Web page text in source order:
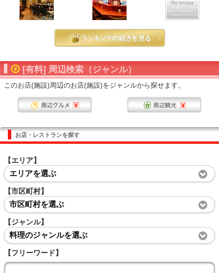
[有料] 周辺検索（ジャンル）
このお店(施設)周辺のお店(施設)をジャンルから探せます。
お店・レストランを探す
【エリア】
エリアを選ぶ
【市区町村】
市区町村を選ぶ
【ジャンル】
料理のジャンルを選ぶ
【フリーワード】